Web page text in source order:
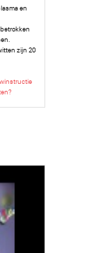
en
zijn 20